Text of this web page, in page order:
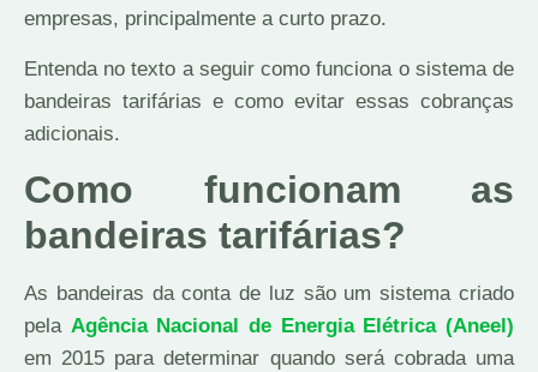
empresas, principalmente a curto prazo.
Entenda no texto a seguir como funciona o sistema de
bandeiras tarifárias e como evitar essas cobranças
adicionais.
Como funcionam as
bandeiras tarifárias?
As bandeiras da conta de luz são um sistema criado
pela Agência Nacional de Energia Elétrica (Aneel)
em 2015 para determinar quando será cobrada uma